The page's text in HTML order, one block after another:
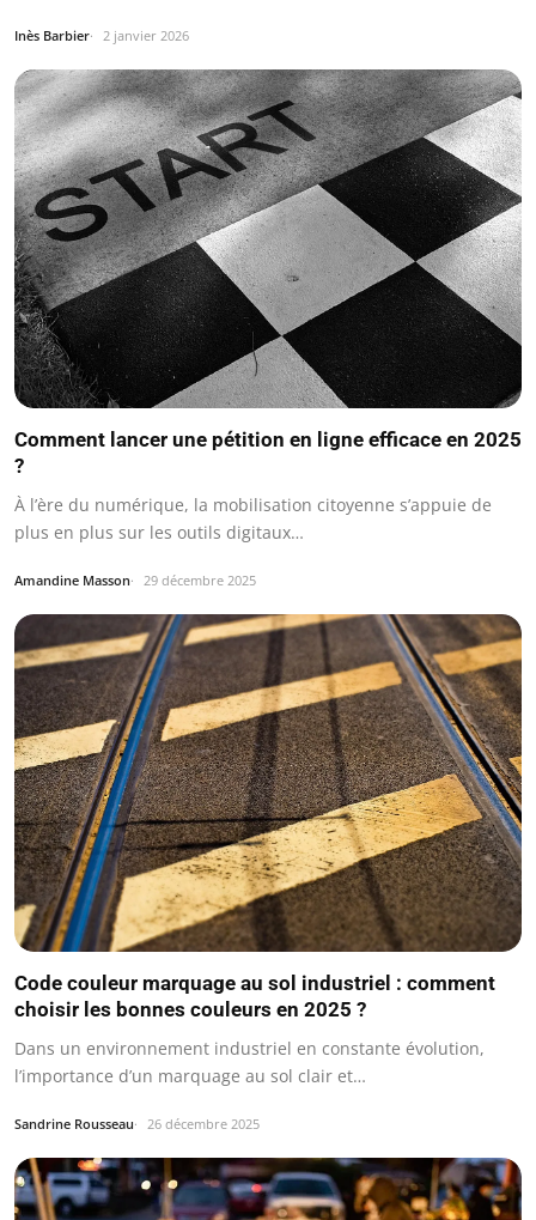
Inès Barbier 2 janvier 2026
Comment lancer une pétition en ligne efficace en 2025
?
À l’ère du numérique, la mobilisation citoyenne s’appuie de
plus en plus sur les outils digitaux…
Amandine Masson 29 décembre 2025
Code couleur marquage au sol industriel : comment
choisir les bonnes couleurs en 2025 ?
Dans un environnement industriel en constante évolution,
l’importance d’un marquage au sol clair et…
Sandrine Rousseau 26 décembre 2025